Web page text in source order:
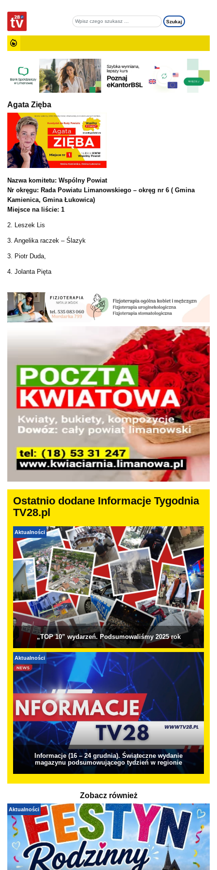
Agata Zięba
Nazwa komitetu: Wspólny Powiat
Nr okręgu: Rada Powiatu Limanowskiego – okręg nr 6 ( Gmina
Kamienica, Gmina Łukowica)
Miejsce na liście: 1
2. Leszek Lis
3. Angelika raczek – Ślazyk
3. Piotr Duda,
4. Jolanta Pięta
Ostatnio dodane Informacje Tygodnia
TV28.pl
Aktualności
„TOP 10” wydarzeń. Podsumowaliśmy 2025 rok
Aktualności
Informacje (16 – 24 grudnia). Świąteczne wydanie
magazynu podsumowującego tydzień w regionie
Zobacz również
Aktualności